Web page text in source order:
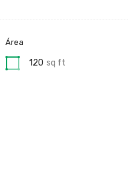
Área
120 sq ft